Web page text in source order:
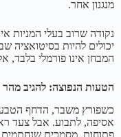
מנגנון אחר.
יכולים להיות
המבחן אינו פורמלי בלבד,
הטעות הנפוצה: להגיב
כשפורץ משבר, הדחף
אסיפה, לתבוע. אבל צעד
פתוחות. מסמכים שנחתמים